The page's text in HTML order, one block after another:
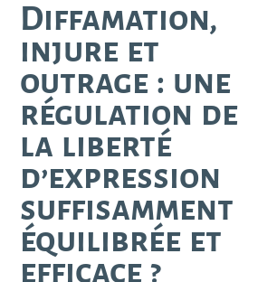
Diffamation,
injure et
outrage : une
régulation de
la liberté
d’expression
suffisamment
équilibrée et
efficace ?